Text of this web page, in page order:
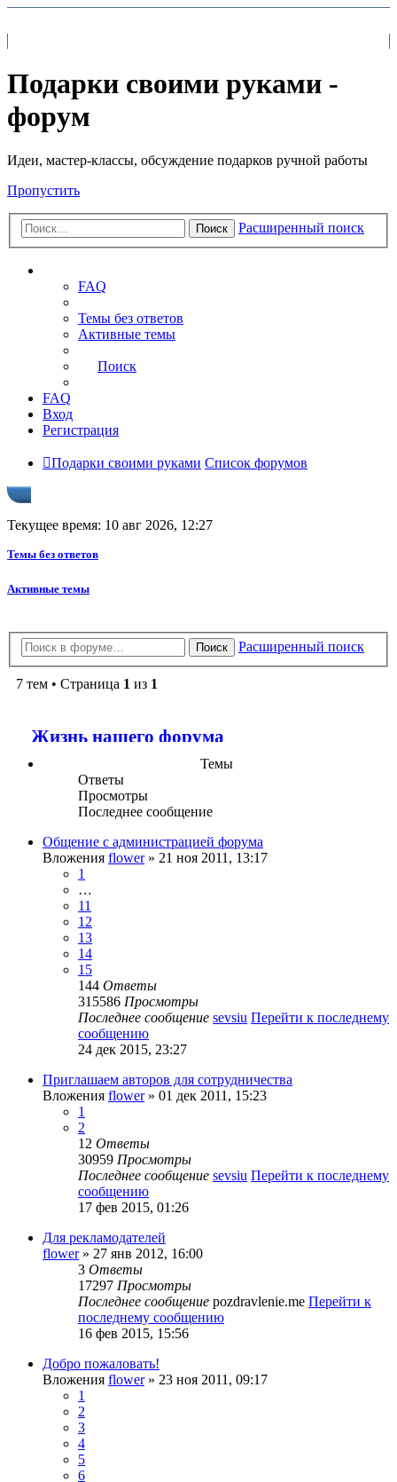
Подарки своими руками -
форум
Идеи, мастер-классы, обсуждение подарков ручной работы
Пропустить
Поиск Расширенный поиск
FAQ
Темы без ответов
Активные темы
Поиск
FAQ
Вход
Регистрация
Подарки своими руками Список форумов
Текущее время: 10 авг 2026, 12:27
Темы без ответов
Активные темы
Поиск Расширенный поиск
7 тем • Страница 1 из 1
Жизнь нашего форума
Темы
Ответы
Просмотры
Последнее сообщение
Общение с администрацией форума
Вложения flower» 21 ноя 2011, 13:17
1
…
11
12
13
14
15
144 Ответы
315586 Просмотры
Последнее сообщение sevsiu Перейти к последнему
сообщению
24 дек 2015, 23:27
Приглашаем авторов для сотрудничества
Вложения flower» 01 дек 2011, 15:23
1
2
12 Ответы
30959 Просмотры
Последнее сообщение sevsiu Перейти к последнему
сообщению
17 фев 2015, 01:26
Для рекламодателей
flower» 27 янв 2012, 16:00
3 Ответы
17297 Просмотры
Последнее сообщение pozdravlenie.me Перейти к
последнему сообщению
16 фев 2015, 15:56
Добро пожаловать!
Вложения flower» 23 ноя 2011, 09:17
1
2
3
4
5
6